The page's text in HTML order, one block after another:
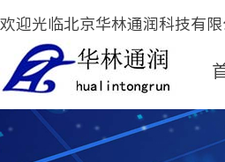
欢迎光临北京华林通润科技有限